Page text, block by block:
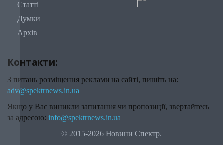
Статті
Думки
Архів
Контакти:
З питань розміщення реклами на сайті, пишіть на:
adv@spektrnews.in.ua
Якщо у Вас виникли запитання чи пропозиції, звертайтесь
за адресою: info@spektrnews.in.ua
© 2015-2026 Новини Спектр.